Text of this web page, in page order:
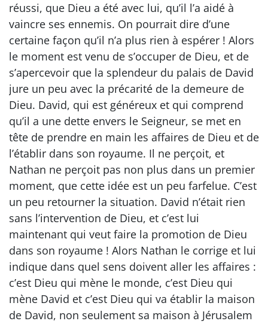
réussi, que Dieu a été avec lui, qu’il l’a aidé à
vaincre ses ennemis. On pourrait dire d’une
certaine façon qu’il n’a plus rien à espérer ! Alors
le moment est venu de s’occuper de Dieu, et de
s’apercevoir que la splendeur du palais de David
jure un peu avec la précarité de la demeure de
Dieu. David, qui est généreux et qui comprend
qu’il a une dette envers le Seigneur, se met en
tête de prendre en main les affaires de Dieu et de
l’établir dans son royaume. Il ne perçoit, et
Nathan ne perçoit pas non plus dans un premier
moment, que cette idée est un peu farfelue. C’est
un peu retourner la situation. David n’était rien
sans l’intervention de Dieu, et c’est lui
maintenant qui veut faire la promotion de Dieu
dans son royaume ! Alors Nathan le corrige et lui
indique dans quel sens doivent aller les affaires :
c’est Dieu qui mène le monde, c’est Dieu qui
mène David et c’est Dieu qui va établir la maison
de David, non seulement sa maison à Jérusalem